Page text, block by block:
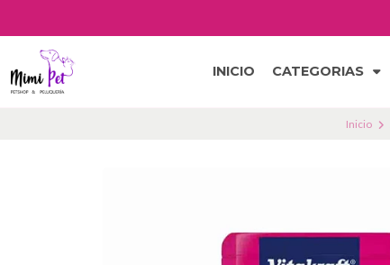
INICIO CATEGORIAS
Inicio